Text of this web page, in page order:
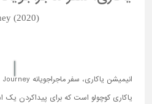
(2020)
یاکاری کوچولو است که برای پیداکردن